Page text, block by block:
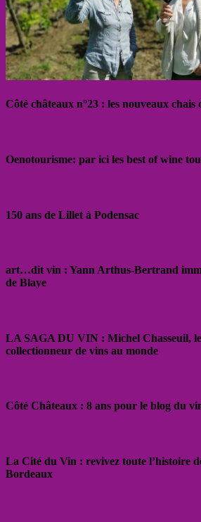
Côté châteaux n°23 : les nouveaux chais
Oenotourisme: par ici les best of wine
150 ans de Lillet à Podensac
art…dit vin : Yann Arthus-Bertrand
de Blaye
LA SAGA DU VIN : Michel Chasseuil,
collectionneur de vins au monde
Côté Châteaux : 8 ans pour le blog du
La Cité du Vin : revivez toute l’histoire
Bordeaux